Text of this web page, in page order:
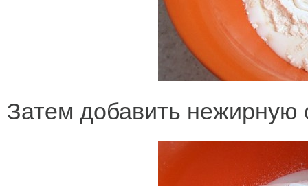
Затем добавить нежирную